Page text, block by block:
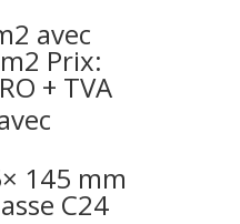
avec
Prix:
+ TVA
145 mm
C24